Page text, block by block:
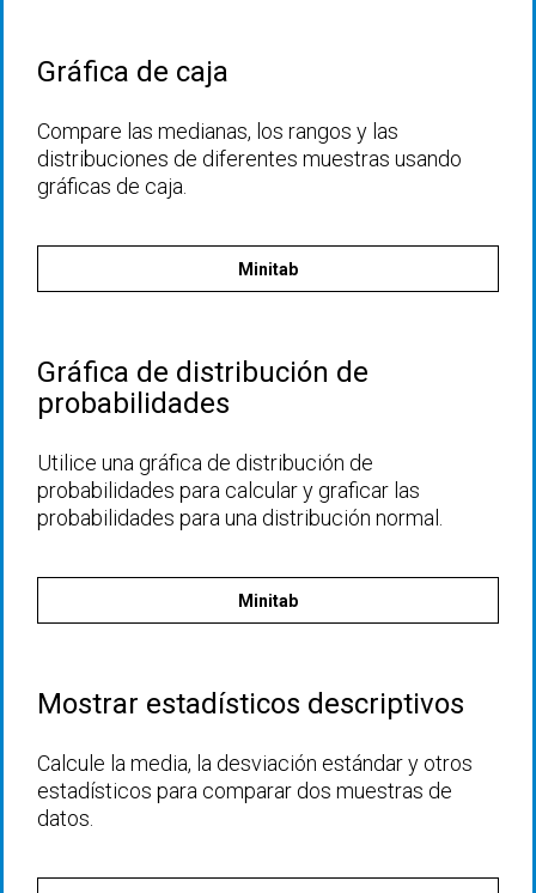
Gráfica de caja
Compare las medianas, los rangos y las
distribuciones de diferentes muestras usando
gráficas de caja.
Minitab
Gráfica de distribución de
probabilidades
Utilice una gráfica de distribución de
probabilidades para calcular y graficar las
probabilidades para una distribución normal.
Minitab
Mostrar estadísticos descriptivos
Calcule la media, la desviación estándar y otros
estadísticos para comparar dos muestras de
datos.